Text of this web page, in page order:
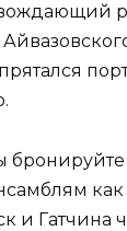
и Гатчина